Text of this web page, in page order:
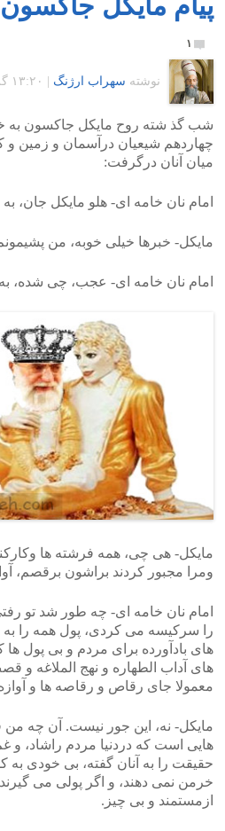
۱
نوشته سهراب ارژنگ ۱۳:۲۰ گرينويچ - یکشنبه ۱۴ تیر ۱۳۸۸
شب گذ شته روح مایکل جاکسون به
چهاردهم شیعیان درآسمان و زمین و
میان آنان درگرفت:
امام نان خامه ای- هلو مایکل جان،
مایکل- خبرها خیلی خوبه، من
امام نان خامه ای- عجب، چی شده،
مایکل- هی چی، همه فرشته ها
ومرا مجبور کردند براشون برقصم،
امام نان خامه ای- چه طور شد تو
را سرکیسه می کردی، پول همه را
های بادآورده برای مردم و بی پول
های آداب الطهاره و نهج الملاغه و
معمولا جای رقاص و رقاصه ها و
مایکل- نه، این جور نیست. آن چه من
هایی است که دردنیا مردم راشاد، و
حقیقت را به آنان گفته، بی خودی
خرمن نمی دهند، و اگر پولی می
ازمستمند و بی چیز.